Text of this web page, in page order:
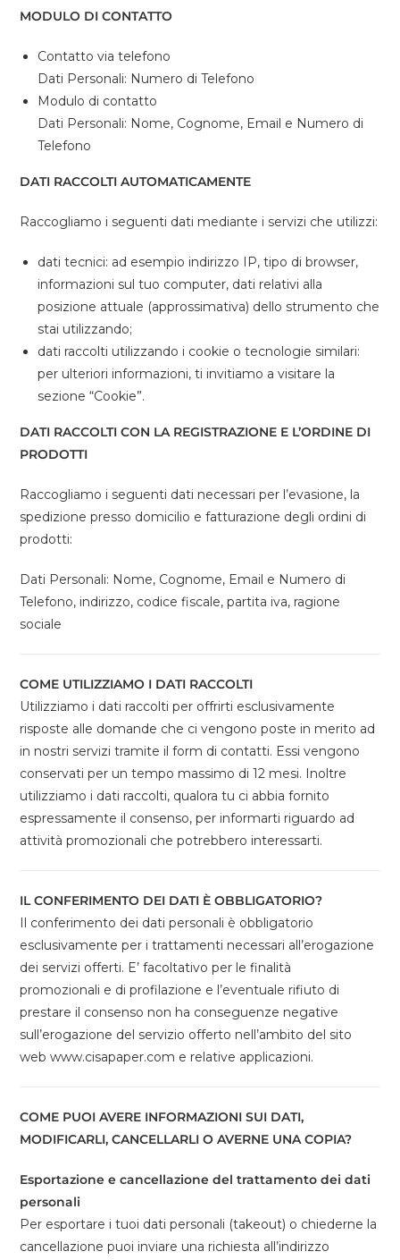
MODULO DI CONTATTO
Contatto via telefono
Dati Personali: Numero di Telefono
Modulo di contatto
Dati Personali: Nome, Cognome, Email e Numero di
Telefono
DATI RACCOLTI AUTOMATICAMENTE
Raccogliamo i seguenti dati mediante i servizi che utilizzi:
dati tecnici: ad esempio indirizzo IP, tipo di browser,
informazioni sul tuo computer, dati relativi alla
posizione attuale (approssimativa) dello strumento che
stai utilizzando;
dati raccolti utilizzando i cookie o tecnologie similari:
per ulteriori informazioni, ti invitiamo a visitare la
sezione “Cookie”.
DATI RACCOLTI CON LA REGISTRAZIONE E L’ORDINE DI
PRODOTTI
Raccogliamo i seguenti dati necessari per l’evasione, la
spedizione presso domicilio e fatturazione degli ordini di
prodotti:
Dati Personali: Nome, Cognome, Email e Numero di
Telefono, indirizzo, codice fiscale, partita iva, ragione
sociale
COME UTILIZZIAMO I DATI RACCOLTI
Utilizziamo i dati raccolti per offrirti esclusivamente
risposte alle domande che ci vengono poste in merito ad
in nostri servizi tramite il form di contatti. Essi vengono
conservati per un tempo massimo di 12 mesi. Inoltre
utilizziamo i dati raccolti, qualora tu ci abbia fornito
espressamente il consenso, per informarti riguardo ad
attività promozionali che potrebbero interessarti.
IL CONFERIMENTO DEI DATI È OBBLIGATORIO?
Il conferimento dei dati personali è obbligatorio
esclusivamente per i trattamenti necessari all’erogazione
dei servizi offerti. E’ facoltativo per le finalità
promozionali e di profilazione e l’eventuale rifiuto di
prestare il consenso non ha conseguenze negative
sull’erogazione del servizio offerto nell’ambito del sito
web www.cisapaper.com e relative applicazioni.
COME PUOI AVERE INFORMAZIONI SUI DATI,
MODIFICARLI, CANCELLARLI O AVERNE UNA COPIA?
Esportazione e cancellazione del trattamento dei dati
personali
Per esportare i tuoi dati personali (takeout) o chiederne la
cancellazione puoi inviare una richiesta all’indirizzo